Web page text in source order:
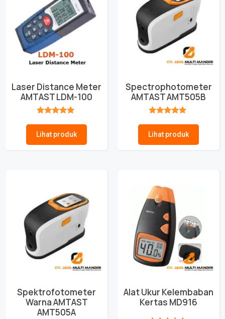
Laser Distance Meter
AMTAST LDM-100
Lihat produk
Spectrophotometer
AMTAST AMT505B
Lihat produk
Spektrofotometer
Warna AMTAST
AMT505A
Alat Ukur Kelembaban
Kertas MD916